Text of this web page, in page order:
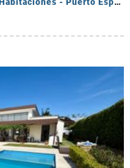
Se Arrienda Apartamento de 3 Habitaciones - Puerto Espejo